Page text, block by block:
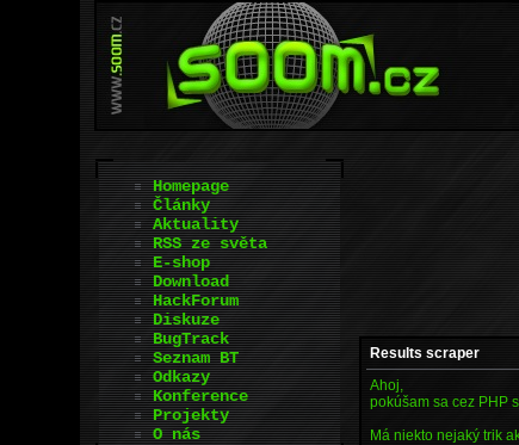
Results scraper
Ahoj,
pokúšam sa cez PHP
Má niekto nejaký trik
Homepage
Články
Aktuality
RSS ze světa
E-shop
Download
HackForum
Diskuze
BugTrack
Seznam BT
Odkazy
Konference
Projekty
O nás